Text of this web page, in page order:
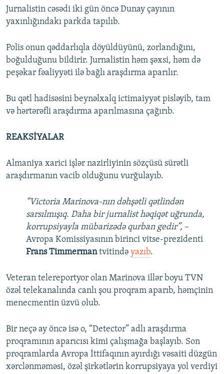
Jurnalistin cəsədi iki gün öncə Dunay çayının
yaxınlığındakı parkda tapılıb.
Polis onun qəddarlıqla döyüldüyünü, zorlandığını,
boğulduğunu bildirir. Jurnalistin həm şəxsi, həm də
peşəkar fəaliyyəti ilə bağlı araşdırma aparılır.
Bu qətl hadisəsini beynəlxalq ictimaiyyət pisləyib, tam
və hərtərəfli araşdırma aparılmasına çağırıb.
REAKSİYALAR
Almaniya xarici işlər nazirliyinin sözçüsü sürətli
araşdırmanın vacib olduğunu vurğulayıb.
“Victoria Marinova-nın dəhşətli qətlindən
sarsılmışıq. Daha bir jurnalist həqiqət uğrunda,
korrupsiyayla mübarizədə qurban gedir”, –
Avropa Komissiyasının birinci vitse-prezidenti
Frans Timmermantvitində yazıb.
Veteran telereportyor olan Marinova illər boyu TVN
özəl telekanalında canlı şou proqram aparıb, həmçinin
menecmentin üzvü olub.
Bir neçə ay öncə isə o, “Detector” adlı araşdırma
proqramının aparıcısı kimi çalışmağa başlayıb. Son
proqramlarda Avropa İttifaqının ayırdığı vəsaiti düzgün
xərclənməməsi, özəl şirkətlərin korrupsiyaya yol verdiyi